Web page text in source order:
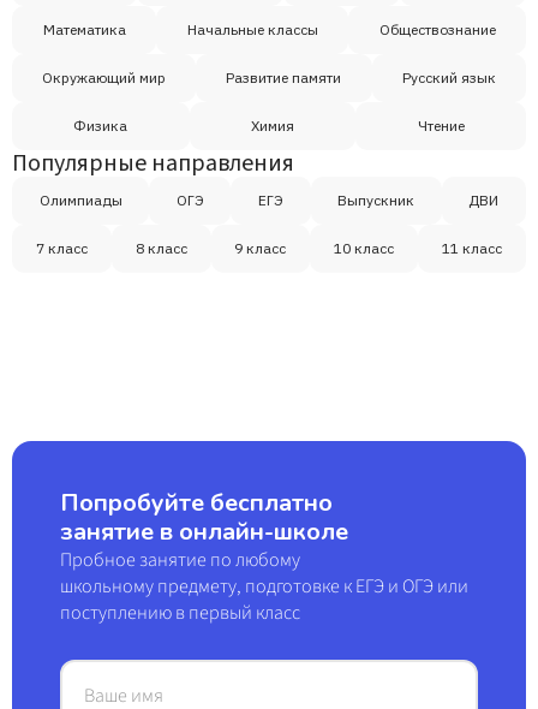
Математика Начальные классы Обществознание
Окружающий мир Развитие памяти Русский язык
Физика Химия Чтение
Популярные направления
Олимпиады ОГЭ ЕГЭ Выпускник ДВИ
7 класс 8 класс 9 класс 10 класс 11 класс
Попробуйте бесплатно
занятие в онлайн-школе
Пробное занятие по любому
школьному предмету, подготовке к ЕГЭ и ОГЭ или
поступлению в первый класс
Ваше имя